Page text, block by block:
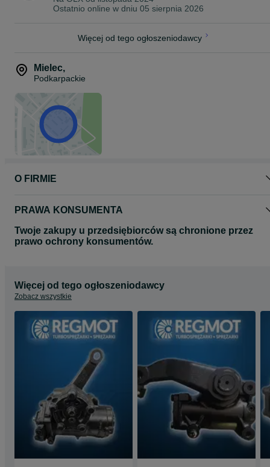
Ostatnio online w dniu 05 sierpnia 2026
Więcej od tego ogłoszeniodawcy
Mielec,
Podkarpackie
O FIRMIE
PRAWA KONSUMENTA
Twoje zakupy u przedsiębiorców są chronione przez
prawo ochrony konsumentów.
Więcej od tego ogłoszeniodawcy
Zobacz wszystkie